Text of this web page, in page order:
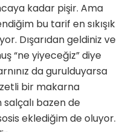
kadar pişir. Ama
bu tarif en sıkışık
Dışarıdan geldiniz ve
“ne yiyeceğiz” diye
da gurulduyarsa
bir makarna
salçalı bazen de
eklediğim de oluyor.